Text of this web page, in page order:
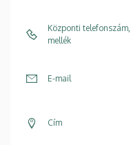
Központi telefonszám,
mellék
E-mail
Cím